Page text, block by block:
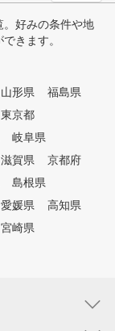
。好みの条件や地
きます。
山形県
福島県
東京都
岐阜県
滋賀県
京都府
島根県
愛媛県
高知県
宮崎県